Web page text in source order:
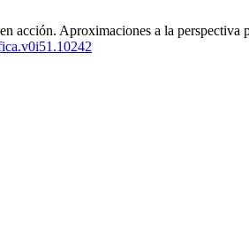
acción. Aproximaciones a la perspectiva